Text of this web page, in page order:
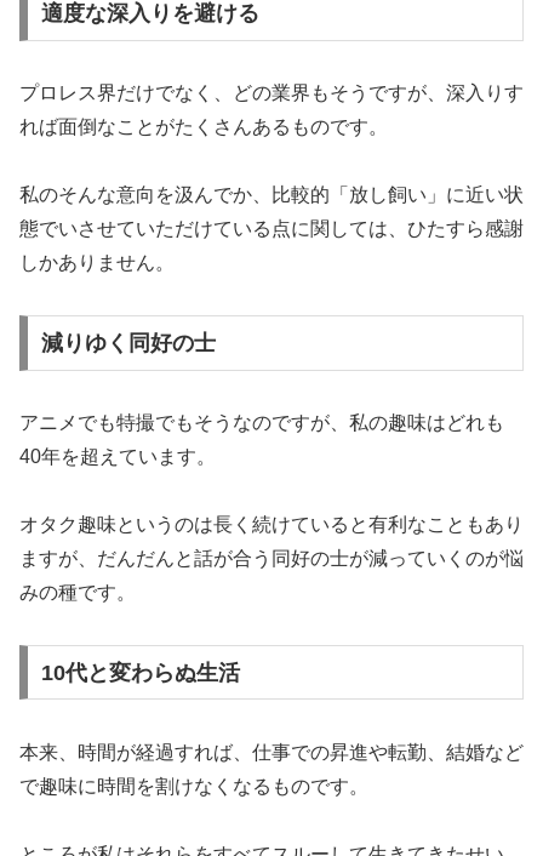
適度な深入りを避ける
プロレス界だけでなく、どの業界もそうですが、深入りす
れば面倒なことがたくさんあるものです。
私のそんな意向を汲んでか、比較的「放し飼い」に近い状
態でいさせていただけている点に関しては、ひたすら感謝
しかありません。
減りゆく同好の士
アニメでも特撮でもそうなのですが、私の趣味はどれも
40年を超えています。
オタク趣味というのは長く続けていると有利なこともあり
ますが、だんだんと話が合う同好の士が減っていくのが悩
みの種です。
10代と変わらぬ生活
本来、時間が経過すれば、仕事での昇進や転勤、結婚など
で趣味に時間を割けなくなるものです。